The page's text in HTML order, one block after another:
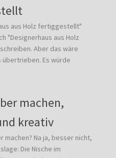
aus Holz fertiggestellt"
"Designerhaus aus Holz
Aber das wäre
übertrieben. Es würde
machen,
kreativ
machen? Na ja, besser nicht,
Die Nische im